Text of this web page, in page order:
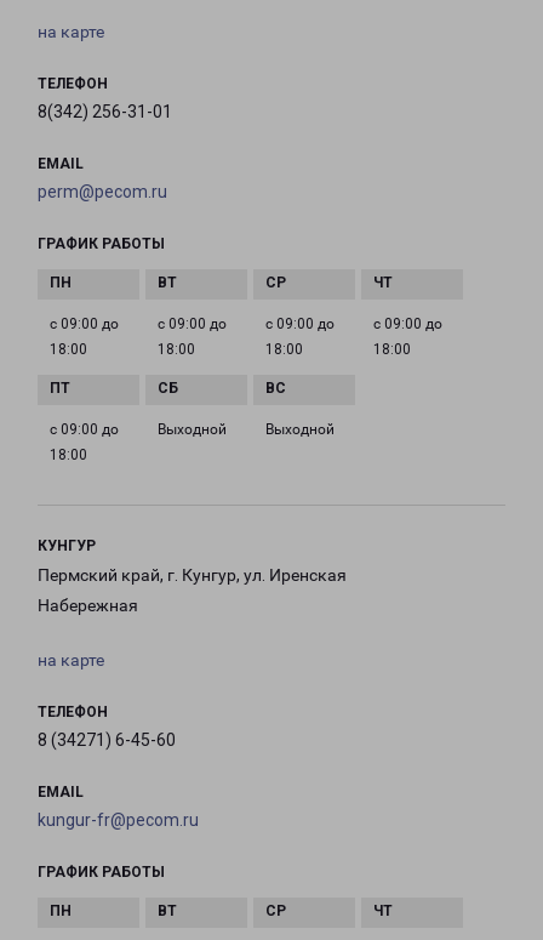
на карте
ТЕЛЕФОН
8(342) 256-31-01
EMAIL
perm@pecom.ru
ГРАФИК РАБОТЫ
с 09:00 до
18:00
с 09:00 до
18:00
с 09:00 до
18:00
с 09:00 до
18:00
с 09:00 до
18:00
Выходной Выходной
КУНГУР
Пермский край, г. Кунгур, ул. Иренская
Набережная
на карте
ТЕЛЕФОН
8 (34271) 6-45-60
EMAIL
kungur-fr@pecom.ru
ГРАФИК РАБОТЫ